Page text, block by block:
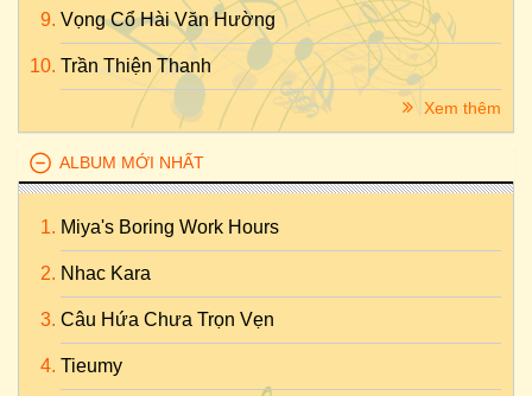
Vọng Cổ Hài Văn Hường
Trần Thiện Thanh
Xem thêm
ALBUM MỚI NHẤT
Miya's Boring Work Hours
Nhac Kara
Câu Hứa Chưa Trọn Vẹn
Tieumy